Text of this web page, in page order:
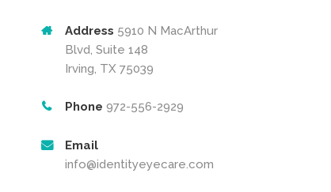
Address 5910 N MacArthur
Blvd, Suite 148
Irving, TX 75039
Phone 972-556-2929
Email
info@identityeyecare.com